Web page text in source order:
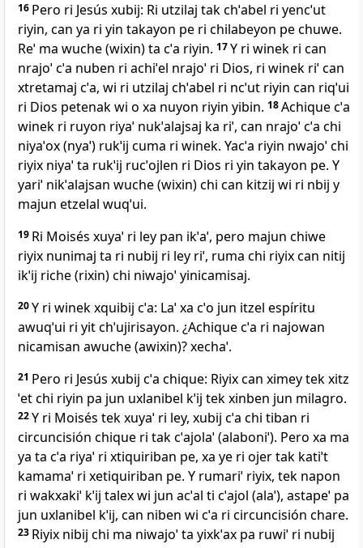
16 Pero ri Jesús xubij: Ri utzilaj tak chˈabel ri yencˈut
riyin, can ya ri yin takayon pe ri chilabeyon pe chuwe.
Reˈ ma wuche (wixin) ta cˈa riyin. 17Y ri winek ri can
nrajoˈ cˈa nuben ri achiˈel nrajoˈ ri Dios, ri winek riˈ can
xtretamaj cˈa, wi ri utzilaj chˈabel ri ncˈut riyin can riqˈui
ri Dios petenak wi o xa nuyon riyin yibin. 18Achique cˈa
winek ri ruyon riyaˈ nukˈalajsaj ka riˈ, can nrajoˈ cˈa chi
niyaˈox (nyaˈ) rukˈij cuma ri winek. Yacˈa riyin nwajoˈ chi
riyix niyaˈ ta rukˈij rucˈojlen ri Dios ri yin takayon pe. Y
yariˈ nikˈalajsan wuche (wixin) chi can kitzij wi ri nbij y
majun etzelal wuqˈui.
19 Ri Moisés xuyaˈ ri ley pan ikˈaˈ, pero majun chiwe
riyix nunimaj ta ri nubij ri ley riˈ, ruma chi riyix can nitij
ikˈij riche (rixin) chi niwajoˈ yinicamisaj.
20Y ri winek xquibij cˈa: Laˈ xa cˈo jun itzel espíritu
awuqˈui ri yit chˈujirisayon. ¿Achique cˈa ri najowan
nicamisan awuche (awixin)? xechaˈ.
21 Pero ri Jesús xubij cˈa chique: Riyix can ximey tek xitz
ˈet chi riyin pa jun uxlanibel kˈij tek xinben jun milagro.
22Y ri Moisés tek xuyaˈ ri ley, xubij cˈa chi tiban ri
circuncisión chique ri tak cˈajolaˈ (alaboniˈ). Pero xa ma
ya ta cˈa riyaˈ ri xtiquiriban pe, xa ye ri ojer tak katiˈt
kamamaˈ ri xetiquiriban pe. Y rumariˈ riyix, tek napon
ri wakxakiˈ kˈij talex wi jun acˈal ti cˈajol (alaˈ), astapeˈ pa
jun uxlanibel kˈij, can niben wi cˈa ri circuncisión chare.
23 Riyix nibij chi ma niwajoˈ ta yixkˈax pa ruwiˈ ri nubij